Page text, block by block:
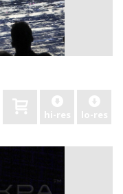
hi-res lo-res